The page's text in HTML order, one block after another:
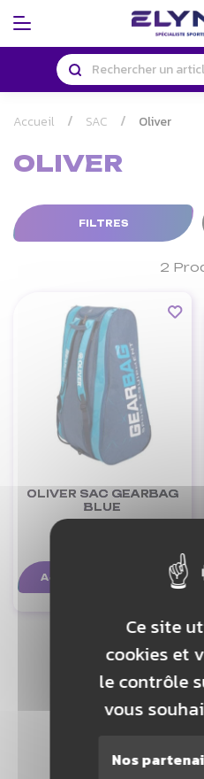
Panneau de gestion des
Ce site
cookies et
le contrôle
vous
Nos
Accueil SAC Oliver
OLIVER
2
FILTRES
OLIVER SAC GEARBAG
BLUE
AJOUTER AU PANIER